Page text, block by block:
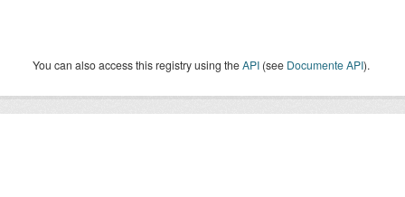
You can also access this registry using theAPI (see Documente API).